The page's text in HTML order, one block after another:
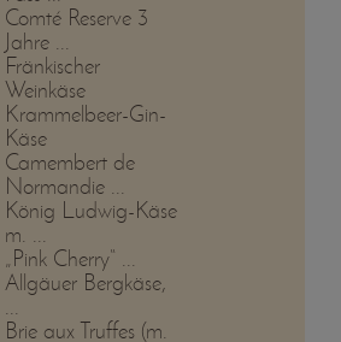
Comté Reserve 3
Jahre ...
Fränkischer
Weinkäse
Krammelbeer-Gin-
Käse
Camembert de
Normandie ...
König Ludwig-Käse
m. ...
„Pink Cherry“ ...
Allgäuer Bergkäse,
...
Brie aux Truffes (m.